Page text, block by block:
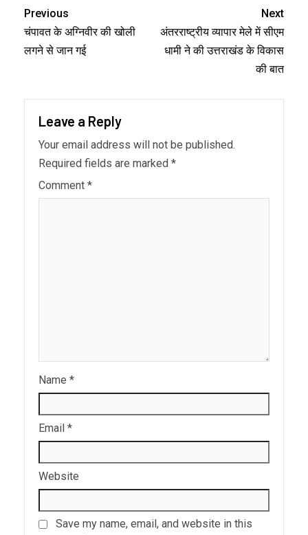
Previous
चंपावत के अग्निवीर की खोली
लगने से जान गई
Next
अंतरराष्ट्रीय व्यापार मेले में सीएम
धामी ने की उत्तराखंड के विकास
की बात
Leave a Reply
Your email address will not be published.
Required fields are marked *
Comment *
Name *
Email *
Website
Save my name, email, and website in this